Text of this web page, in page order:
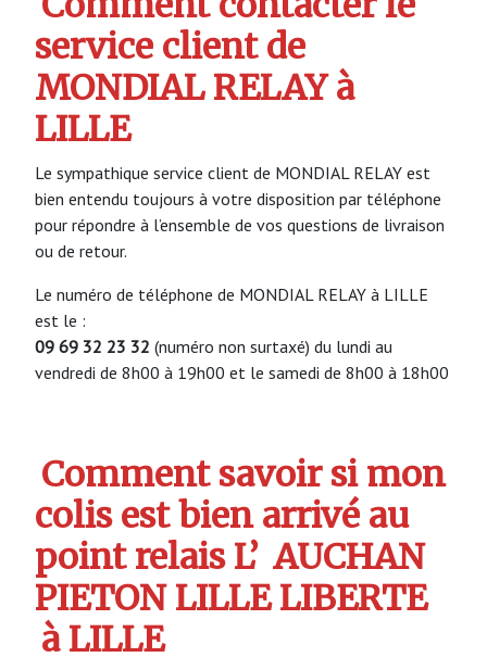
service client de
MONDIAL RELAY à
LILLE
Le sympathique service client de MONDIAL RELAY est
bien entendu toujours à votre disposition par téléphone
pour répondre à l’ensemble de vos questions de livraison
ou de retour.
Le numéro de téléphone de MONDIAL RELAY à LILLE
est le :
09 69 32 23 32 (numéro non surtaxé) du lundi au
vendredi de 8h00 à 19h00 et le samedi de 8h00 à 18h00
Comment savoir si mon
colis est bien arrivé au
point relais L’ AUCHAN
PIETON LILLE LIBERTE
à LILLE